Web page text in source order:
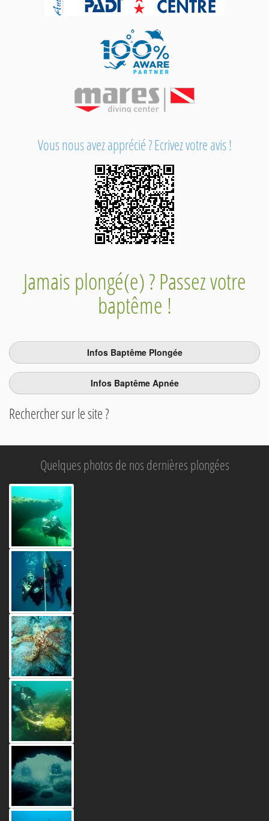
Vous nous avez apprécié ? Ecrivez votre avis !
Jamais plongé(e) ? Passez votre
baptême !
Infos Baptême Plongée
Infos Baptême Apnée
Rechercher sur le site ?
Quelques photos de nos dernières plongées